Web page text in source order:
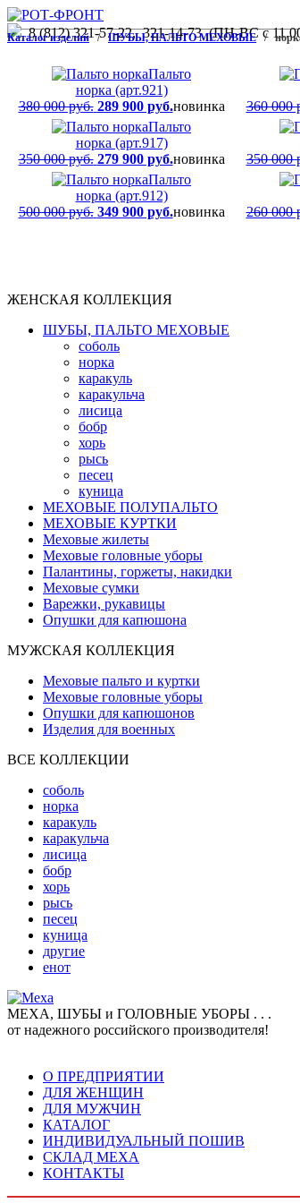
8 (812) 321-57-22, 321-14-73 (ПН-ВС с
Каталог изделий/ШУБЫ, ПАЛЬТО МЕХОВЫЕ/
Пальто
норка (арт.921)
380 000 руб. 289 900 руб.новинка
360 000
Пальто
норка (арт.917)
350 000 руб. 279 900 руб.новинка
350 000
Пальто
норка (арт.912)
500 000 руб. 349 900 руб.новинка
260 000
ЖЕНСКАЯ КОЛЛЕКЦИЯ
ШУБЫ, ПАЛЬТО МЕХОВЫЕ
соболь
норка
каракуль
каракульча
лисица
бобр
хорь
рысь
песец
куница
МЕХОВЫЕ ПОЛУПАЛЬТО
МЕХОВЫЕ КУРТКИ
Меховые жилеты
Меховые головные уборы
Палантины, горжеты, накидки
Меховые сумки
Варежки, рукавицы
Опушки для капюшона
МУЖСКАЯ КОЛЛЕКЦИЯ
Меховые пальто и куртки
Меховые головные уборы
Опушки для капюшонов
Изделия для военных
ВСЕ КОЛЛЕКЦИИ
соболь
норка
каракуль
каракульча
лисица
бобр
хорь
рысь
песец
куница
другие
енот
МЕХА, ШУБЫ и ГОЛОВНЫЕ УБОРЫ . . .
от надежного российского производителя!
О ПРЕДПРИЯТИИ
ДЛЯ ЖЕНЩИН
ДЛЯ МУЖЧИН
КАТАЛОГ
ИНДИВИДУАЛЬНЫЙ ПОШИВ
СКЛАД МЕХА
КОНТАКТЫ